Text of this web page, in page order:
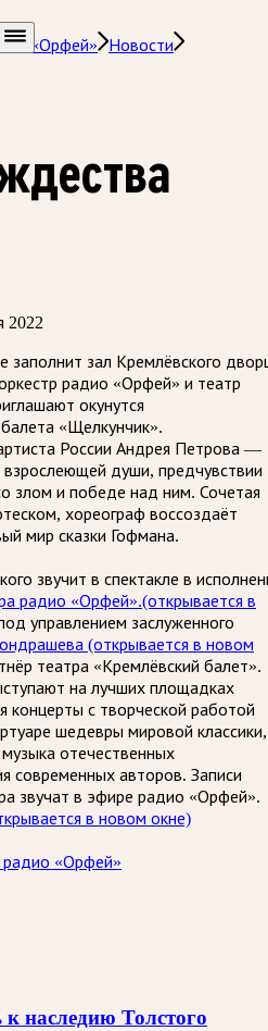
«Орфей»
Новости
2022
заполнит зал Кремлёвского
радио «Орфей» и театр
окунутся
«Щелкунчик».
России Андрея Петрова —
души, предчувствии
злом и победе над ним. Сочетая
хореограф воссоздаёт
мир сказки Гофмана.
звучит в спектакле в
радио «Орфей».(открывается в
управлением заслуженного
(открывается в новом
театра «Кремлёвский балет».
на лучших площадках
концерты с творческой работой
шедевры мировой классики,
отечественных
современных авторов. Записи
звучат в эфире радио «Орфей».
в новом окне)
радио «Орфей»
наследию Толстого